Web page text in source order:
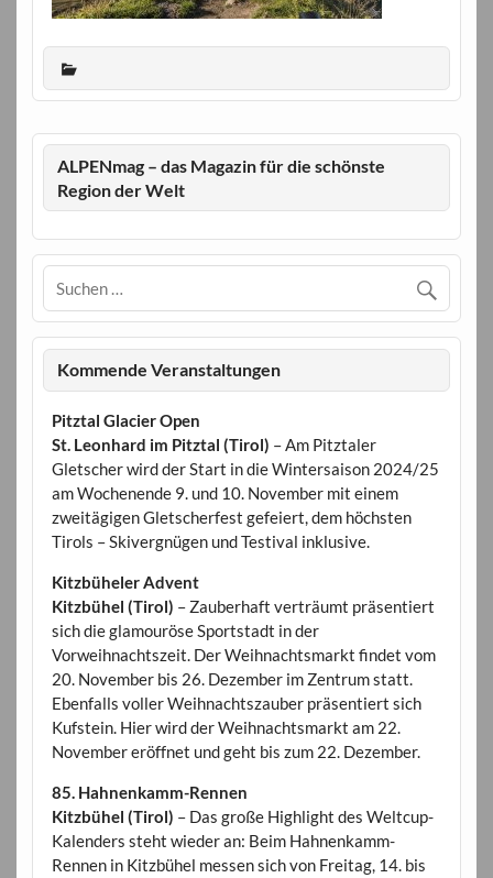
ALPENmag – das Magazin für die schönste
Region der Welt
Kommende Veranstaltungen
Pitztal Glacier Open
St. Leonhard im Pitztal (Tirol) – Am Pitztaler
Gletscher wird der Start in die Wintersaison 2024/25
am Wochenende 9. und 10. November mit einem
zweitägigen Gletscherfest gefeiert, dem höchsten
Tirols – Skivergnügen und Testival inklusive.
Kitzbüheler Advent
Kitzbühel (Tirol) – Zauberhaft verträumt präsentiert
sich die glamouröse Sportstadt in der
Vorweihnachtszeit. Der Weihnachtsmarkt findet vom
20. November bis 26. Dezember im Zentrum statt.
Ebenfalls voller Weihnachtszauber präsentiert sich
Kufstein. Hier wird der Weihnachtsmarkt am 22.
November eröffnet und geht bis zum 22. Dezember.
85. Hahnenkamm-Rennen
Kitzbühel (Tirol) – Das große Highlight des Weltcup-
Kalenders steht wieder an: Beim Hahnenkamm-
Rennen in Kitzbühel messen sich von Freitag, 14. bis